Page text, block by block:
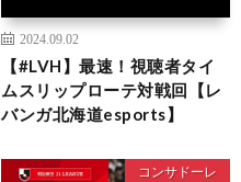
2024.09.02
【#LVH】最速！視聴者タイ
ムスリップローテ対戦回【レ
バンガ北海道esports】
コンサドーレ